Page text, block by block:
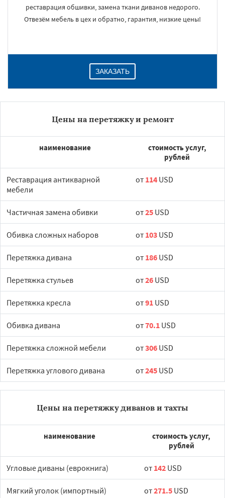
реставрация обшивки, замена ткани диванов недорого.
Отвезём мебель в цех и обратно, гарантия, низкие цены!
ЗАКАЗАТЬ
Цены на перетяжку и ремонт
наименование
стоимость услуг,
рублей
Реставрация антикварной
мебели
от 114 USD
Частичная замена обивки от25 USD
Обивка сложных наборов от 103 USD
Перетяжка дивана от 186 USD
Перетяжка стульев от26 USD
Перетяжка кресла от91 USD
Обивка дивана от70.1 USD
Перетяжка сложной мебели от306 USD
Перетяжка углового дивана от245 USD
Цены на перетяжку диванов и тахты
наименование
стоимость услуг,
рублей
Угловые диваны (еврокнига) от 142 USD
Мягкий уголок (импортный) от271.5 USD